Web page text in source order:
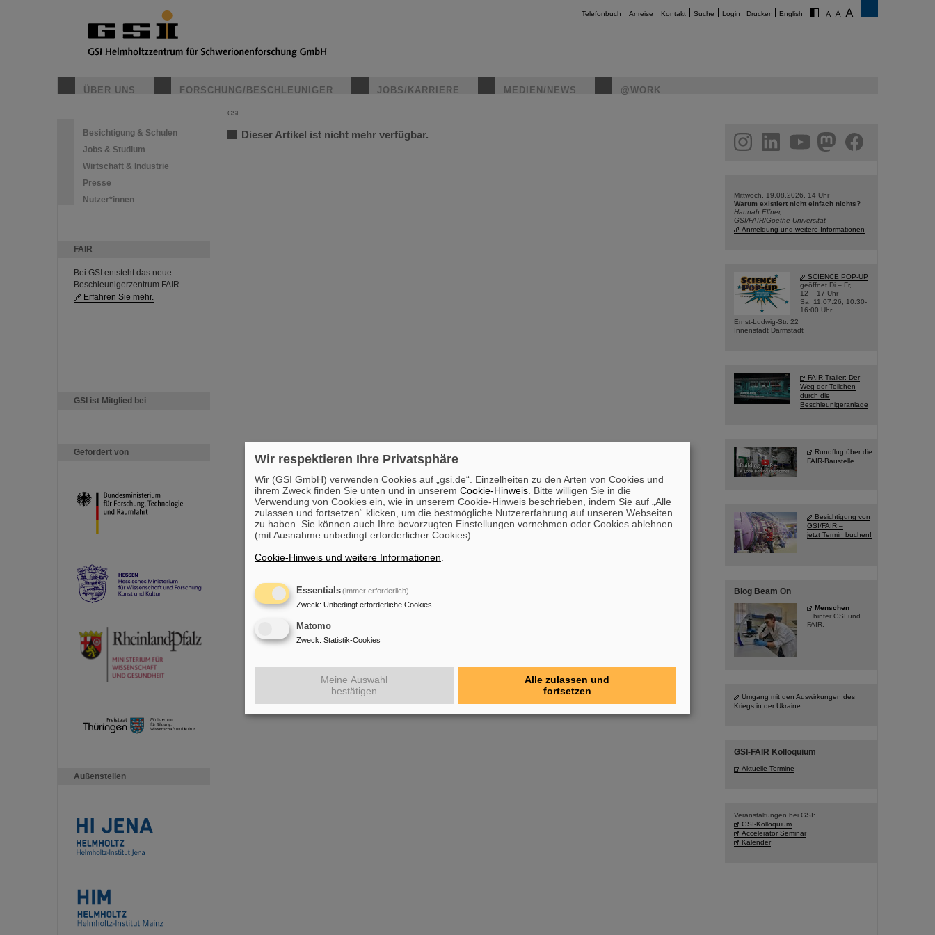
Telefonbuch Anreise Kontakt Suche Login Drucken English
ÜBER UNS FORSCHUNG/BESCHLEUNIGER JOBS/KARRIERE MEDIEN/NEWS @WORK
Besichtigung & Schulen
Jobs & Studium
Wirtschaft & Industrie
Presse
Nutzer*innen
FAIR
Bei GSI entsteht das neue
Beschleunigerzentrum FAIR.
Erfahren Sie mehr.
GSI ist Mitglied bei
Gefördert von
Außenstellen
GSI
Dieser Artikel ist nicht mehr verfügbar. facebook
Mittwoch, 19.08.2026, 14 Uhr
Warum existiert nicht einfach nichts?
Hannah Elfner,
GSI/FAIR/Goethe-Universität
Anmeldung und weitere Informationen
SCIENCE POP-UP
geöffnet Di – Fr,
12 – 17 Uhr
Sa, 11.07.26, 10:30-
16:00 Uhr
Ernst-Ludwig-Str. 22
Innenstadt Darmstadt
FAIR-Trailer: Der
Weg der Teilchen
durch die
Beschleunigeranlage
Rundflug über die
FAIR-Baustelle
Besichtigung von
GSI/FAIR –
jetzt Termin buchen!
Blog Beam On
Menschen
...hinter GSI und
FAIR.
Umgang mit den Auswirkungen des
Kriegs in der Ukraine
GSI-FAIR Kolloquium
Aktuelle Termine
Veranstaltungen bei GSI:
GSI-Kolloquium
Accelerator Seminar
Kalender
Wir respektieren Ihre Privatsphäre
Wir (GSI GmbH) verwenden Cookies auf „gsi.de“. Einzelheiten zu den Arten von Cookies und
ihrem Zweck finden Sie unten und in unserem Cookie-Hinweis . Bitte willigen Sie in die
Verwendung von Cookies ein, wie in unserem Cookie-Hinweis beschrieben, indem Sie auf „Alle
zulassen und fortsetzen“ klicken, um die bestmögliche Nutzererfahrung auf unseren Webseiten
zu haben. Sie können auch Ihre bevorzugten Einstellungen vornehmen oder Cookies ablehnen
(mit Ausnahme unbedingt erforderlicher Cookies).
Cookie-Hinweis und weitere Informationen
Essentials(immer erforderlich)
Zweck: Unbedingt erforderliche Cookies
Matomo
Zweck: Statistik-Cookies
Meine Auswahl
bestätigen
Alle zulassen und
fortsetzen